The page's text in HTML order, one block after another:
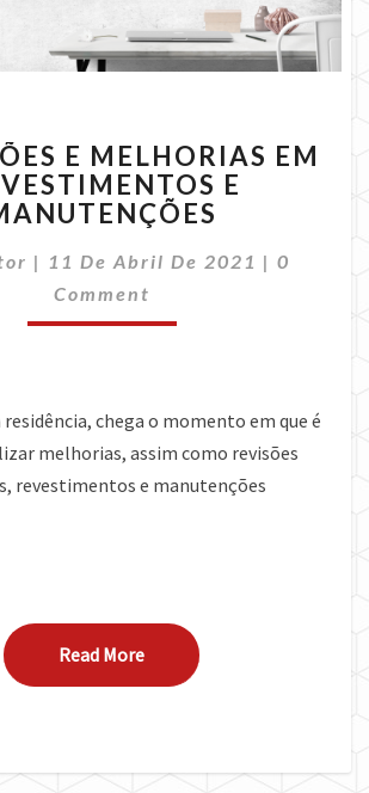
E
MELHORIAS
EM
REVESTIMENTOS
E
MANUTENÇÕES
E MELHORIAS EM
E
| 11 De Abril De 2021 | 0
Comment
chega o momento em que é
melhorias, assim como revisões
revestimentos e manutenções
Read MoreRead More